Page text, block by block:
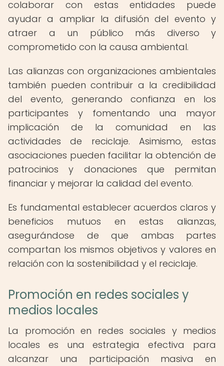
colaborar con estas entidades puede
ayudar a ampliar la difusión del evento y
atraer a un público más diverso y
comprometido con la causa ambiental.
Las alianzas con organizaciones ambientales
también pueden contribuir a la credibilidad
del evento, generando confianza en los
participantes y fomentando una mayor
implicación de la comunidad en las
actividades de reciclaje. Asimismo, estas
asociaciones pueden facilitar la obtención de
patrocinios y donaciones que permitan
financiar y mejorar la calidad del evento.
Es fundamental establecer acuerdos claros y
beneficios mutuos en estas alianzas,
asegurándose de que ambas partes
compartan los mismos objetivos y valores en
relación con la sostenibilidad y el reciclaje.
Promoción en redes sociales y
medios locales
La promoción en redes sociales y medios
locales es una estrategia efectiva para
alcanzar una participación masiva en